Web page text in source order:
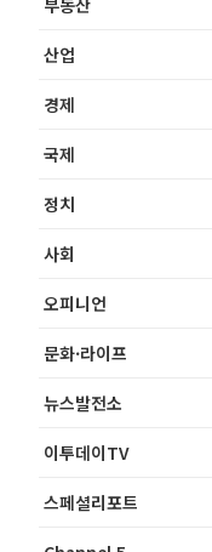
산업
경제
국제
정치
사회
오피니언
문화·라이프
뉴스발전소
이투데이TV
스페셜리포트